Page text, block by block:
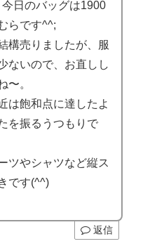
日のバッグは1900
らです^^;
構売りましたが、服
ないので、お直しし
〜。
は飽和点に達したよ
を振るうつもりで
ツやシャツなど縦ス
です(^^)
返信